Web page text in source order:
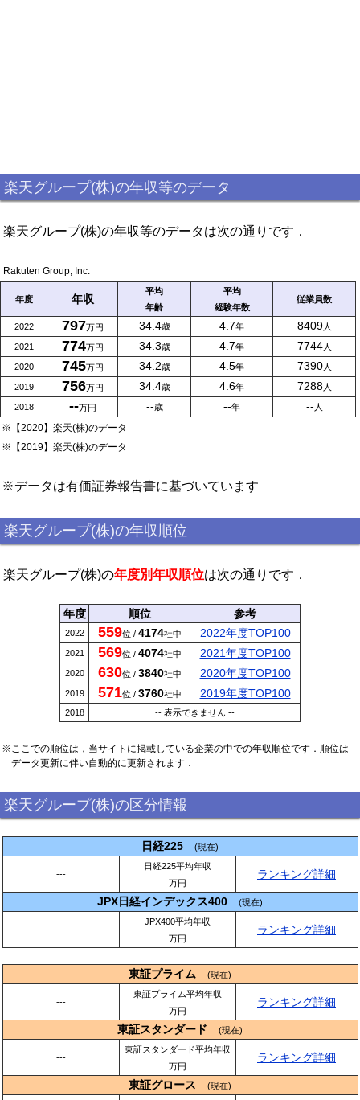
楽天グループ(株)の年収等のデータ
楽天グループ(株)の年収等のデータは次の通りです．
Rakuten Group, Inc.
年度 年収
平均
年齢
平均
経験年数
従業員数
2022 797万円 34.4歳 4.7年 8409人
2021 774万円 34.3歳 4.7年 7744人
2020 745万円 34.2歳 4.5年 7390人
2019 756万円 34.4歳 4.6年 7288人
2018 --万円 --歳 --年 -- 人
※【2020】楽天(株)のデータ
※【2019】楽天(株)のデータ
※データは有価証券報告書に基づいています
楽天グループ(株)の年収順位
楽天グループ(株)の年度別年収順位は次の通りです．
年度 順位 参考
2022 559位 / 4174社中 2022年度TOP100
2021 569位 / 4074社中 2021年度TOP100
2020 630位 / 3840社中 2020年度TOP100
2019 571位 / 3760社中 2019年度TOP100
2018 -- 表示できません --
※ここでの順位は，当サイトに掲載している企業の中での年収順位です．順位は
データ更新に伴い自動的に更新されます．
楽天グループ(株)の区分情報
日経225 (現在)
---
日経225平均年収
万円
ランキング詳細
JPX日経インデックス400 (現在)
---
JPX400平均年収
万円
ランキング詳細
東証プライム (現在)
---
東証プライム平均年収
万円
ランキング詳細
東証スタンダード (現在)
---
東証スタンダード平均年収
万円
ランキング詳細
東証グロース (現在)